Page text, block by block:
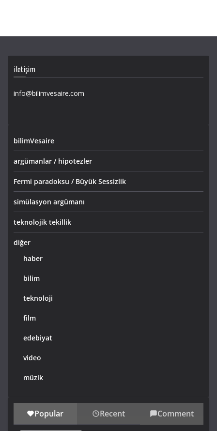
iletişim
info@bilimvesaire.com
bilimVesaire
argümanlar / hipotezler
Fermi paradoksu / Büyük Sessizlik
simülasyon argümanı
teknolojik tekillik
diğer
haber
bilim
teknoloji
film
edebiyat
video
müzik
Popular Recent Comment